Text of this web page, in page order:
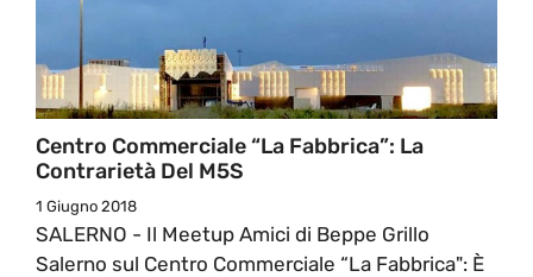
Centro Commerciale “La Fabbrica”: La
Contrarietà Del M5S
1 Giugno 2018
SALERNO - Il Meetup Amici di Beppe Grillo
Salerno sul Centro Commerciale “La Fabbrica": È